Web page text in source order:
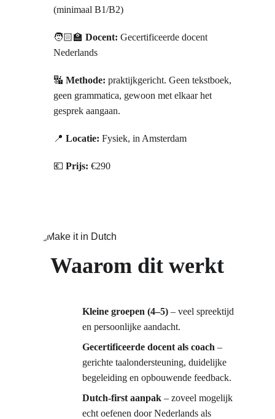
(minimaal B1/B2)
🧑🏻‍🏫 Docent: Gecertificeerde docent
Nederlands
🔣 Methode: praktijkgericht. Geen tekstboek,
geen grammatica, gewoon met elkaar het
gesprek aangaan.
📍 Locatie: Fysiek, in Amsterdam
💶 Prijs: €290
Waarom dit werkt
Kleine groepen (4–5) – veel spreektijd
en persoonlijke aandacht.
Gecertificeerde docent als coach –
gerichte taalondersteuning, duidelijke
begeleiding en opbouwende feedback.
Dutch-first aanpak – zoveel mogelijk
echt oefenen door Nederlands als